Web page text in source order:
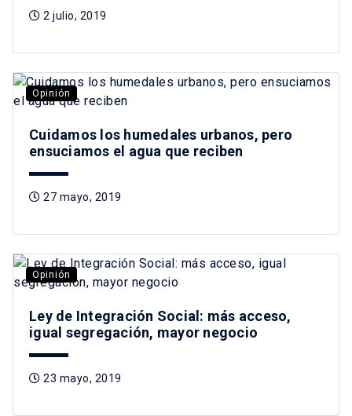
2 julio, 2019
Opinión
Cuidamos los humedales urbanos, pero
ensuciamos el agua que reciben
27 mayo, 2019
Opinión
Ley de Integración Social: más acceso,
igual segregación, mayor negocio
23 mayo, 2019